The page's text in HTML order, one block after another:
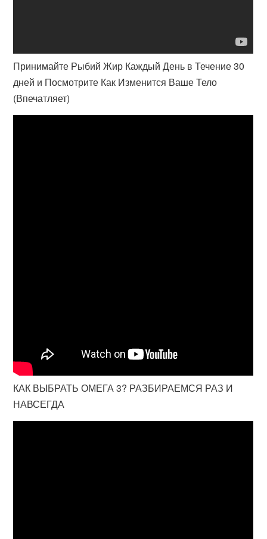
Принимайте Рыбий Жир Каждый День в Течение 30
дней и Посмотрите Как Изменится Ваше Тело
(Впечатляет)
КАК ВЫБРАТЬ ОМЕГА 3? РАЗБИРАЕМСЯ РАЗ И
НАВСЕГДА